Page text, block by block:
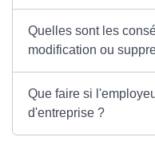
Quelles sont les
modification ou
Que faire si
d'entreprise ?